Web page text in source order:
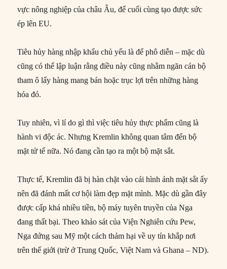
vực nông nghiệp của châu Âu, để cuối cùng tạo được sức
ép lên EU.
Tiêu hủy hàng nhập khẩu chủ yếu là để phô diễn – mặc dù
cũng có thể lập luận rằng điều này cũng nhằm ngăn cán bộ
tham ô lấy hàng mang bán hoặc trục lợi trên những hàng
hóa đó.
Tuy nhiên, vì lí do gì thì việc tiêu hủy thực phẩm cũng là
hành vi độc ác. Nhưng Kremlin không quan tâm đến bộ
mặt tử tế nữa. Nó đang cần tạo ra một bộ mặt sắt.
Thực tế, Kremlin đã bị hàn chặt vào cái hình ảnh mặt sắt ấy
nên đã đánh mất cơ hội làm đẹp mặt mình. Mặc dù gần đây
được cấp khá nhiều tiền, bộ máy tuyên truyền của Nga
đang thất bại. Theo khảo sát của Viện Nghiên cứu Pew,
Nga đứng sau Mỹ một cách thảm hại về uy tín khắp nơi
trên thế giới (trừ ở Trung Quốc, Việt Nam và Ghana – ND).